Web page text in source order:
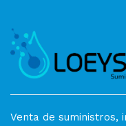
Venta de suministros,